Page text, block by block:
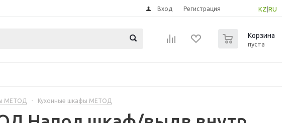
KZ RU
Вход Регистрация
Корзина
пуста
МЕТОД - Кухонные шкафы МЕТОД